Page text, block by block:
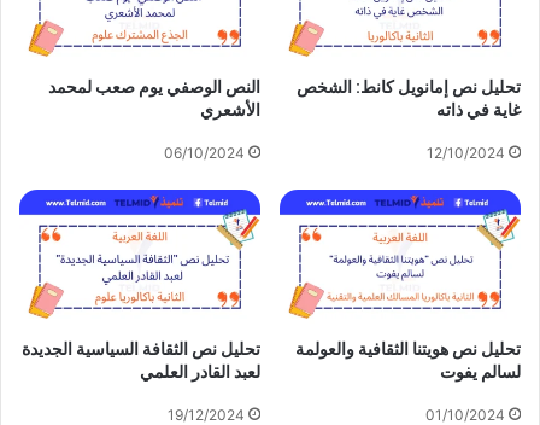
تحليل نص إمانويل كانط: الشخص
غاية في ذاته
12/10/2024
النص الوصفي يوم صعب لمحمد
الأشعري
06/10/2024
تحليل نص هويتنا الثقافية والعولمة
لسالم يفوت
01/10/2024
تحليل نص الثقافة السياسية الجديدة
لعبد القادر العلمي
19/12/2024